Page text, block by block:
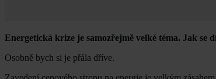
Energetická krize je samozřejmě velké téma. Jak se
Osobně bych si je přála dříve.